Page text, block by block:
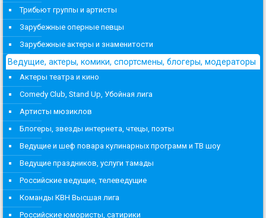
Трибьют группы и артисты
Зарубежные оперные певцы
Зарубежные актеры и знаменитости
Ведущие, актеры, комики, спортсмены, блогеры, модераторы
Актеры театра и кино
Comedy Club, Stand Up, Убойная лига
Артисты мюзиклов
Блогеры, звезды интернета, чтецы, поэты
Ведущие и шеф повара кулинарных программ и ТВ шоу
Ведущие праздников, услуги тамады
Российские ведущие, телеведущие
Команды КВН Высшая лига
Российские юмористы, сатирики